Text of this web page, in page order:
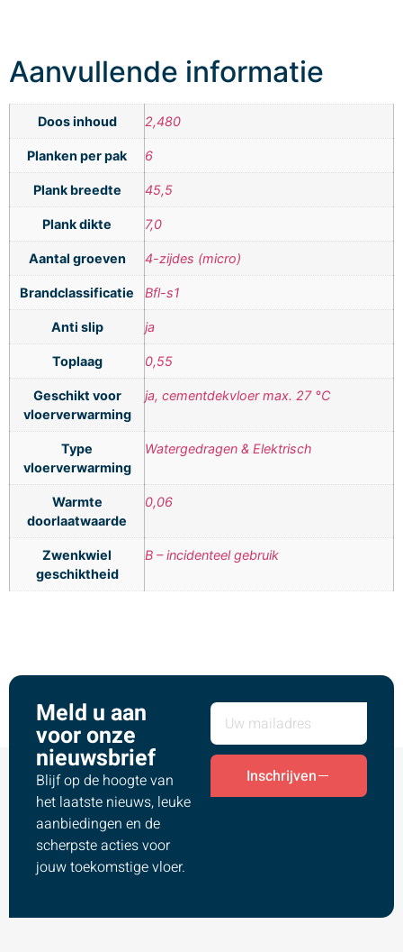
Aanvullende informatie
Doos inhoud 2,480
Planken per pak 6
Plank breedte 45,5
Plank dikte 7,0
Aantal groeven 4-zijdes (micro)
Brandclassificatie Bfl-s1
Anti slip ja
Toplaag 0,55
Geschikt voor
vloerverwarming
ja, cementdekvloer max. 27 °C
Type
vloerverwarming
Watergedragen & Elektrisch
Warmte
doorlaatwaarde
0,06
Zwenkwiel
geschiktheid
B – incidenteel gebruik
Meld u aan
voor onze
nieuwsbrief
Blijf op de hoogte van
het laatste nieuws, leuke
aanbiedingen en de
scherpste acties voor
jouw toekomstige vloer.
Inschrijven